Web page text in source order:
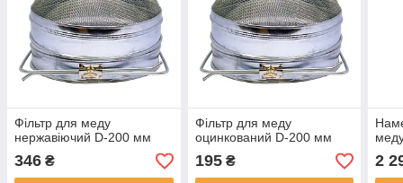
Фільтр для меду
нержавіючий D-200 мм
346 ₴
Фільтр для меду
оцинкований D-200 мм
195₴ 2